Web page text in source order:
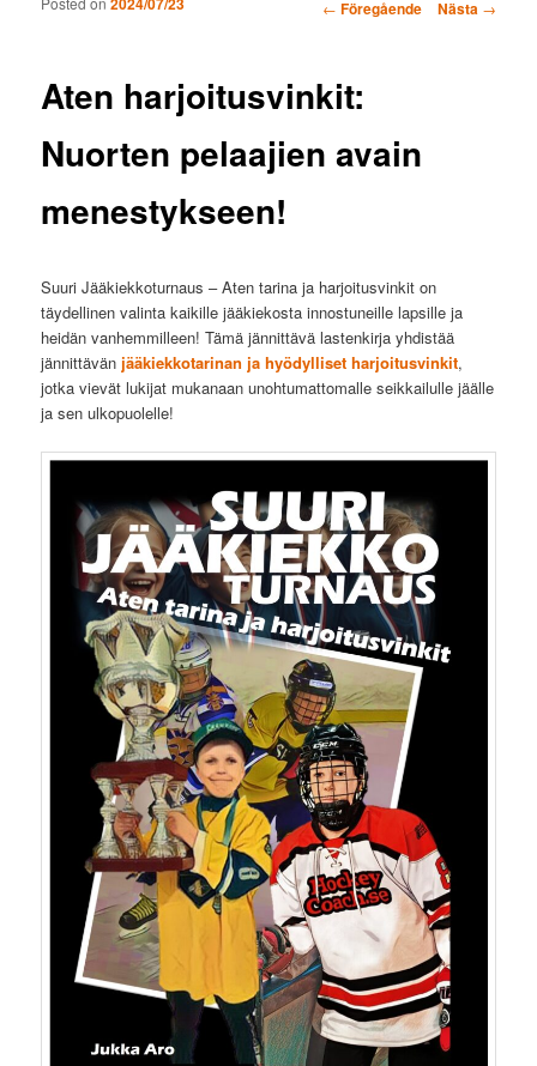
Inläggsnavigering
← Föregående Nästa →
Aten harjoitusvinkit:
Nuorten pelaajien avain
menestykseen!
Suuri Jääkiekkoturnaus – Aten tarina ja harjoitusvinkit on
täydellinen valinta kaikille jääkiekosta innostuneille lapsille ja
heidän vanhemmilleen! Tämä jännittävä lastenkirja yhdistää
jännittävän jääkiekkotarinan ja hyödylliset harjoitusvinkit,
jotka vievät lukijat mukanaan unohtumattomalle seikkailulle jäälle
ja sen ulkopuolelle!